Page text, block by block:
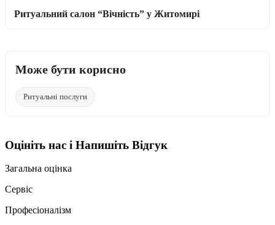
Ритуальний салон “Вічність” у Житомирі
Може бути корисно
Ритуальні послуги
Оцініть нас і Напишіть Відгук
Загальна оцінка
Сервіс
Професіоналізм